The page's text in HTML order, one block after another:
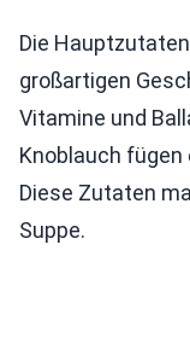
Die
großartigen
Vitamine und
Knoblauch
Diese Zutaten
Suppe.